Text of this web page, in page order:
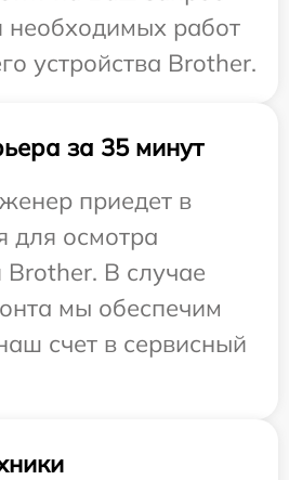
необходимых работ
устройства Brother.
за 35 минут
приедет в
для осмотра
В случае
мы обеспечим
счет в сервисный